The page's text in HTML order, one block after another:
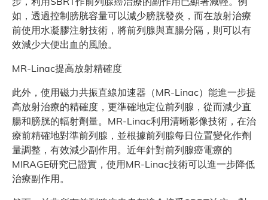
如，透過控制膀胱容量可以減少膀胱發炎，而在放射治療
前使用水凝膠注射技術，將前列腺與直腸分隔，則可以有
效減少大便出血的風險。
MR-Linac提高放射精確度
此外，使用磁力共振直線加速器（MR-Linac）能進一步提
高放射治療的精確度，更準確地定位前列腺，從而減少直
腸和膀胱的輻射劑量。MR-Linac利用清晰影像技術，在治
療前精確地對準前列腺，並根據前列腺每日位置變化作劑
量調整，有效減少副作用。近年針對前列腺癌電療的
MIRAGE研究已證實，使用MR-Linac技術可以進一步降低
治療副作用。